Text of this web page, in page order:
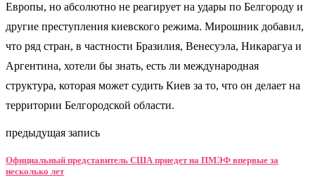
Европы, но абсолютно не реагирует на удары по Белгороду и
другие преступления киевского режима. Мирошник добавил,
что ряд стран, в частности Бразилия, Венесуэла, Никарагуа и
Аргентина, хотели бы знать, есть ли международная
структура, которая может судить Киев за то, что он делает на
территории Белгородской области.
предыдущая запись
Официальный представитель США приедет на ПМЭФ впервые за
несколько лет